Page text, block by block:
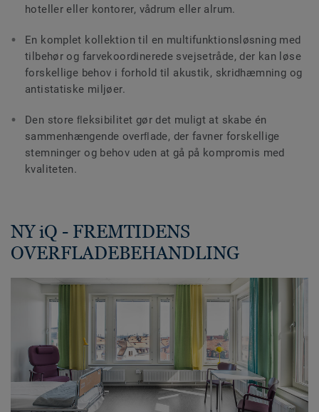
hoteller eller kontorer, vådrum eller alrum.
En komplet kollektion til en multifunktionsløsning med
tilbehør og farvekoordinerede svejsetråde, der kan løse
forskellige behov i forhold til akustik, skridhæmning og
antistatiske miljøer.
Den store ﬂeksibilitet gør det muligt at skabe én
sammenhængende overﬂade, der favner forskellige
stemninger og behov uden at gå på kompromis med
kvaliteten.
NY iQ - FREMTIDENS
OVERFLADEBEHANDLING